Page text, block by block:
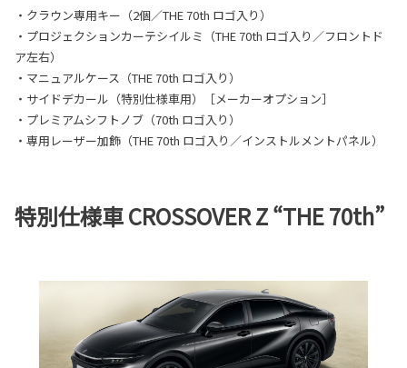
・クラウン専用キー（2個／THE 70th ロゴ入り）
・プロジェクションカーテシイルミ（THE 70th ロゴ入り／フロントド
ア左右）
・マニュアルケース（THE 70th ロゴ入り）
・サイドデカール（特別仕様車用）［メーカーオプション］
・プレミアムシフトノブ（70th ロゴ入り）
・専用レーザー加飾（THE 70th ロゴ入り／インストルメントパネル）
特別仕様車 CROSSOVER Z “THE 70th”